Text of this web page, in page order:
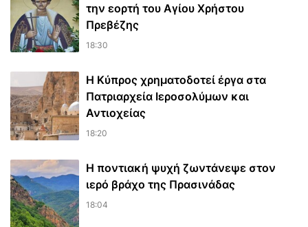
την εορτή του Αγίου Χρήστου
Πρεβέζης
18:30
Η Κύπρος χρηματοδοτεί έργα στα
Πατριαρχεία Ιεροσολύμων και
Αντιοχείας
18:20
Η ποντιακή ψυχή ζωντάνεψε στον
ιερό βράχο της Πρασινάδας
18:04